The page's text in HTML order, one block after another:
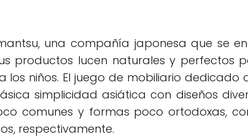
una compañía japonesa que se
productos lucen naturales y perfectos
niños. El juego de mobiliario dedicado
simplicidad asiática con diseños
comunes y formas poco ortodoxas,
respectivamente.